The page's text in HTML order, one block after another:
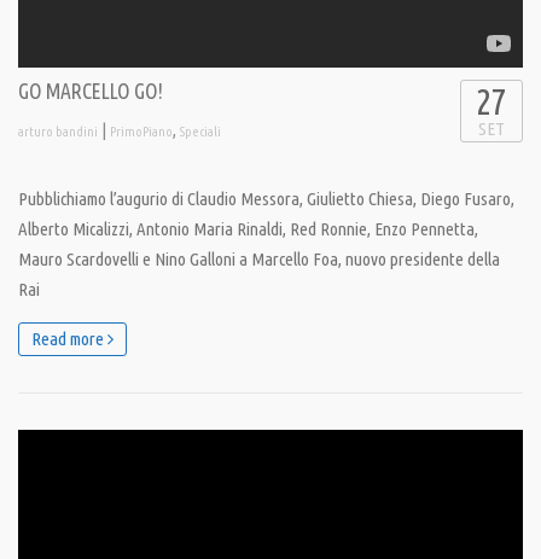
GO MARCELLO GO!
arturo bandini | PrimoPiano, Speciali
27
SET
Pubblichiamo l’augurio di Claudio Messora, Giulietto Chiesa, Diego Fusaro,
Alberto Micalizzi, Antonio Maria Rinaldi, Red Ronnie, Enzo Pennetta,
Mauro Scardovelli e Nino Galloni a Marcello Foa, nuovo presidente della
Rai
Read more